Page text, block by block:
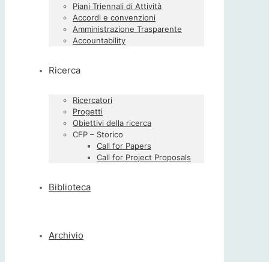
Piani Triennali di Attività
Accordi e convenzioni
Amministrazione Trasparente
Accountability
Ricerca
Ricercatori
Progetti
Obiettivi della ricerca
CFP – Storico
Call for Papers
Call for Project Proposals
Biblioteca
Archivio